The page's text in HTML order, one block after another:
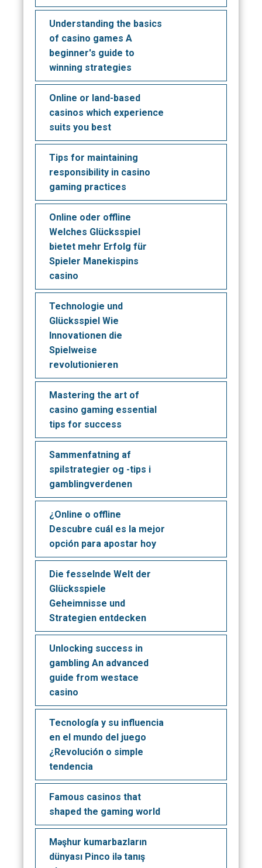
Understanding the basics
of casino games A
beginner's guide to
winning strategies
Online or land-based
casinos which experience
suits you best
Tips for maintaining
responsibility in casino
gaming practices
Online oder offline
Welches Glücksspiel
bietet mehr Erfolg für
Spieler Manekispins
casino
Technologie und
Glücksspiel Wie
Innovationen die
Spielweise
revolutionieren
Mastering the art of
casino gaming essential
tips for success
Sammenfatning af
spilstrategier og -tips i
gamblingverdenen
¿Online o offline
Descubre cuál es la mejor
opción para apostar hoy
Die fesselnde Welt der
Glücksspiele
Geheimnisse und
Strategien entdecken
Unlocking success in
gambling An advanced
guide from westace
casino
Tecnología y su influencia
en el mundo del juego
¿Revolución o simple
tendencia
Famous casinos that
shaped the gaming world
Məşhur kumarbazların
dünyası Pinco ilə tanış